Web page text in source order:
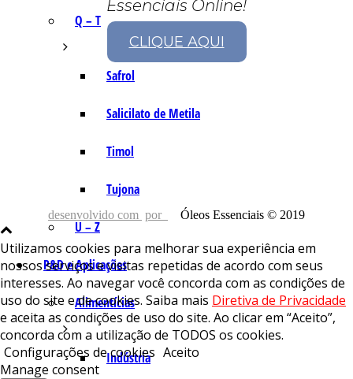
Q – T
Safrol
Salicilato de Metila
Timol
Tujona
U – Z
P&D e Aplicações
Alimentícias
Indústria
Essenciais Online!
CLIQUE AQUI
desenvolvido com por Óleos Essenciais © 2019
Utilizamos cookies para melhorar sua experiência em
nossos serviços e visitas repetidas de acordo com seus
interesses. Ao navegar você concorda com as condições de
uso do site e de cookies. Saiba mais Diretiva de Privacidade
e aceita as condições de uso do site. Ao clicar em “Aceito”,
concorda com a utilização de TODOS os cookies.
Configurações de cookies Aceito
Manage consent